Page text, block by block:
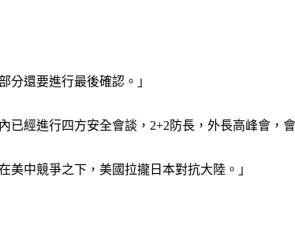
分還要進行最後確認。」
經進行四方安全會談，2+2防長，外長高峰會，
中競爭之下，美國拉攏日本對抗大陸。」